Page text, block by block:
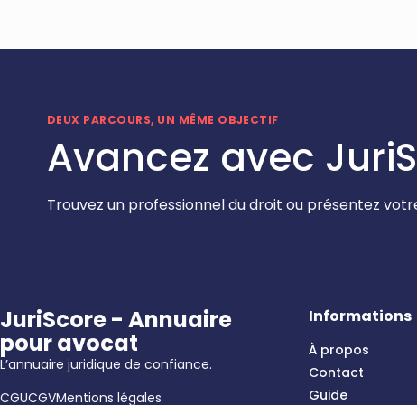
DEUX PARCOURS, UN MÊME OBJECTIF
Avancez avec
Trouvez un professionnel du droit ou présentez
JuriScore - Annuaire
pour avocat
L’annuaire juridique de confiance.
CGUCGVMentions légales
Informations
À propos
Contact
Guide